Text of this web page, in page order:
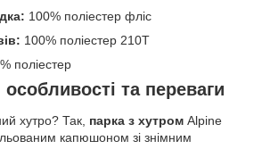
100% поліестер фліс
100% поліестер 210T
поліестер
та переваги
хутро? Так, парка з хутром Alpine
капюшоном зі знімним